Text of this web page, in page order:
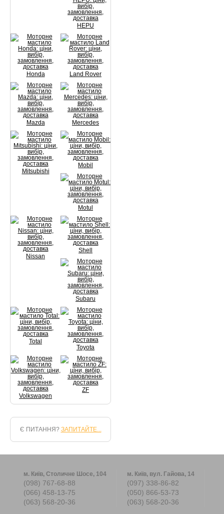
HEPU
Honda Land Rover
Mazda Mercedes
Mitsubishi
Mobil
Motul
Nissan
Shell
Subaru
Total
Toyota
Volkswagen
ZF
Є ПИТАННЯ? ЗАПИТАЙТЕ...
м. Київ, Столичне Шосе, 104
(098) 767-68-88
(066) 458-13-75
(063) 568-20-36
м. Київ, вул. Гайова, 14
(097) 338-86-82
(050) 866-53-73
(063) 568-20-36